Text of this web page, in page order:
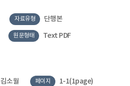
자료유형 단행본
원문형태 Text PDF
김소월 페이지 1-1(1page)